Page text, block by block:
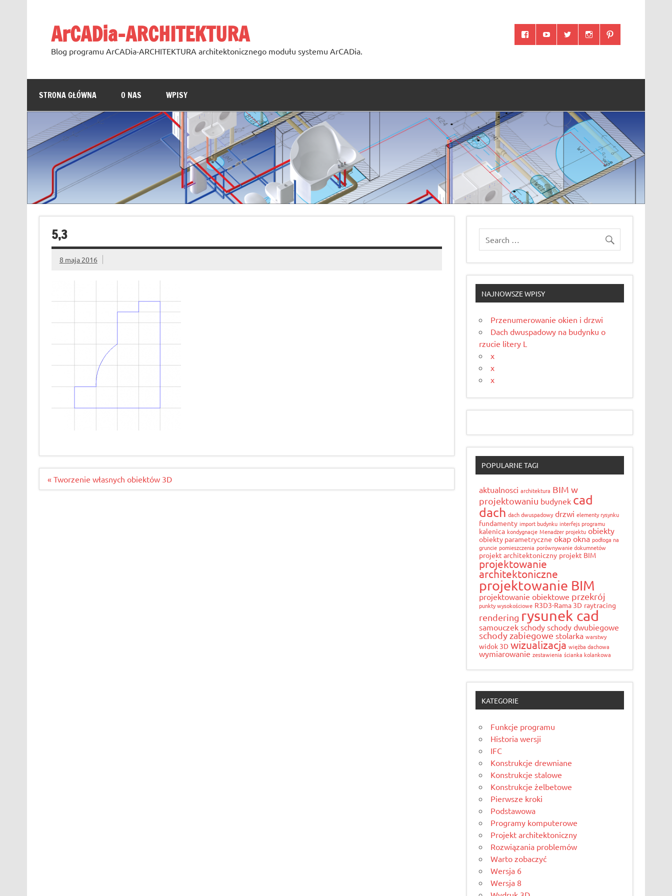
ArCADia-ARCHITEKTURA
Blog programu ArCADia-ARCHITEKTURA architektonicznego modułu systemu ArCADia.
STRONA GŁÓWNA O NAS WPISY
5,3
8 maja 2016
Nawigacja
« Tworzenie własnych obiektów 3D
NAJNOWSZE WPISY
Przenumerowanie okien i drzwi
Dach dwuspadowy na budynku o
rzucie litery L
x
x
x
POPULARNE TAGI
aktualnosci architektura BIM w
projektowaniu budynek cad
dach dach dwuspadowy drzwi elementy rysynku
fundamenty import budynku interfejs programu
kalenica kondygnacje Menadżer projektu obiekty
obiekty parametryczne okap okna podłoga na
gruncie pomieszczenia porównywanie dokumnetów
projekt architektoniczny projekt BIM
projektowanie
architektoniczne
projektowanie BIM
projektowanie obiektowe przekrój
punkty wysokościowe R3D3-Rama 3D raytracing
rendering rysunek cad
samouczek schody schody dwubiegowe
schody zabiegowe stolarka warstwy
widok 3D wizualizacja więźba dachowa
wymiarowanie zestawienia ścianka kolankowa
KATEGORIE
Funkcje programu
Historia wersji
IFC
Konstrukcje drewniane
Konstrukcje stalowe
Konstrukcje żelbetowe
Pierwsze kroki
Podstawowa
Programy komputerowe
Projekt architektoniczny
Rozwiązania problemów
Warto zobaczyć
Wersja 6
Wersja 8